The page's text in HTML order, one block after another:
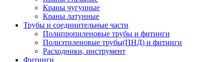
Краны чугунные
Краны латунные
Трубы и соединительные части
Полипропиленовые трубы и фитинги
Полиэтиленовые трубы(ПНД) и фитинги
Расходники, инструмент
Фитинги